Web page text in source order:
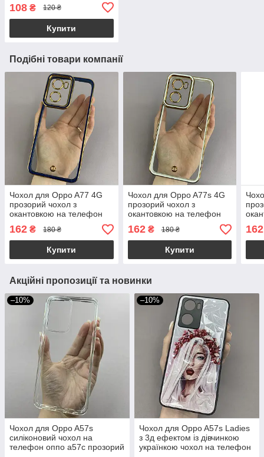
108 ₴ 120 ₴
Купити
Подібні товари компанії
Чохол для Oppo A77 4G
прозорий чохол з
окантовкою на телефон
оппо а77 4г синій l9j
162 ₴ 180 ₴
Купити
Чохол для Oppo A77s 4G
прозорий чохол з
окантовкою на телефон
оппо а77с 4г білий l9j
162₴ 180 ₴
Купити
162
Акційні пропозиції та новинки
–10%
Чохол для Oppo A57s
силіконовий чохол на
телефон оппо а57с прозорий
–10%
Чохол для Oppo A57s Ladies
з 3д ефектом із дівчинкою
українкою чохол на телефон